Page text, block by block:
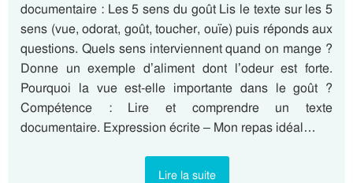
documentaire : Les 5 sens du goût Lis le texte sur les 5
sens (vue, odorat, goût, toucher, ouïe) puis réponds aux
questions. Quels sens interviennent quand on mange ?
Donne un exemple d’aliment dont l’odeur est forte.
Pourquoi la vue est-elle importante dans le goût ?
Compétence : Lire et comprendre un texte
documentaire. Expression écrite – Mon repas idéal…
Lire la suite